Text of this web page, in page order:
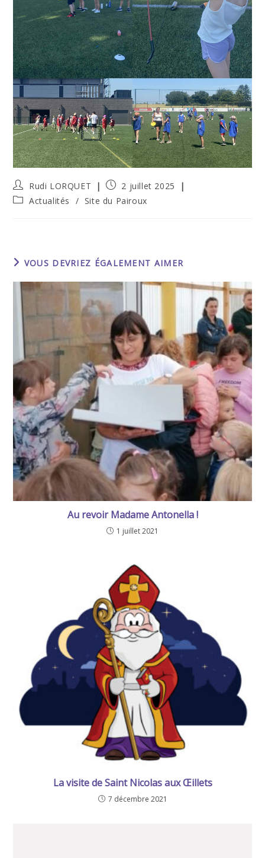
Auteur/autrice
de
Rudi LORQUET
Publication
publiée :
2 juillet 2025
PostActualités / Site du Pairoux
VOUS DEVRIEZ ÉGALEMENT AIMER
Au revoir Madame Antonella !
1 juillet 2021
La visite de Saint Nicolas aux Œillets
7 décembre 2021